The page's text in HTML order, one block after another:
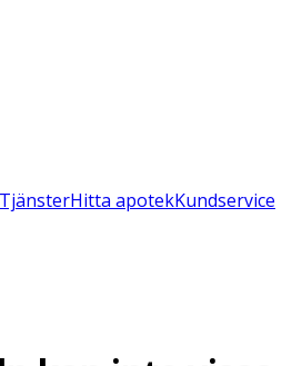
TjänsterHitta apotekKundservice